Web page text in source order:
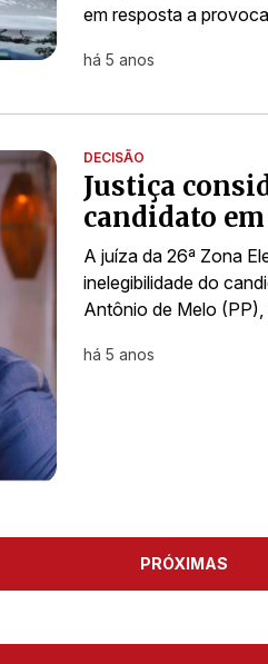
em resposta a
há 5 anos
DECISÃO
Justiça
candidato
A juíza da 26ª Zona
inelegibilidade do
Antônio de Melo
há 5 anos
PRÓXIMAS